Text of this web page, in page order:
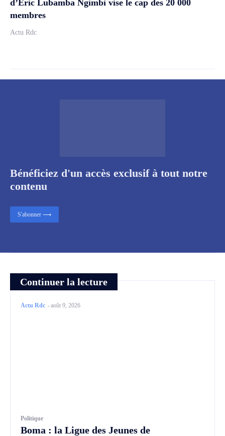
d’Éric Lubamba Ngimbi vise le cap des 20 000
membres
Actu Rdc
Continuer la lecture
Actu Rdc -août 9, 2026
Politique
Boma : la Ligue des Jeunes de
Bénéficiez d'un accès exclusif à tout notre
contenu
S'abonner ⟶